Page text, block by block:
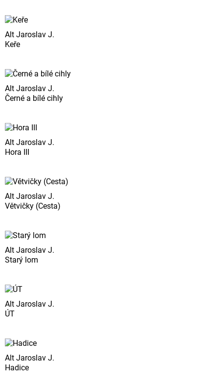
Alt Jaroslav J.
Keře
Alt Jaroslav J.
Černé a bílé cihly
Alt Jaroslav J.
Hora III
Alt Jaroslav J.
Větvičky (Cesta)
Alt Jaroslav J.
Starý lom
Alt Jaroslav J.
ÚT
Alt Jaroslav J.
Hadice